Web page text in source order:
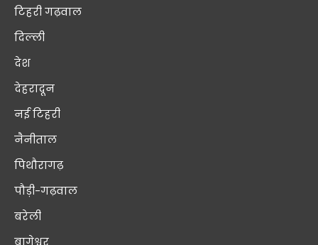
टिहरी गढ़वाल
दिल्ली
देश
देहरादून
नई टिहरी
नैनीताल
पिथौरागढ़
पौड़ी-गढ़वाल
बरेली